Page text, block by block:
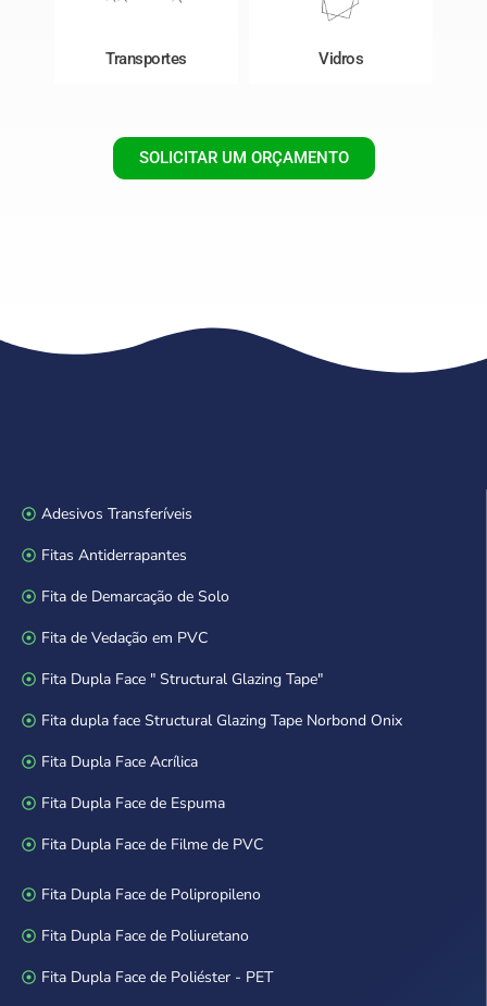
Transportes Vidros
SOLICITAR UM ORÇAMENTO
Adesivos Transferíveis
Fitas Antiderrapantes
Fita de Demarcação de Solo
Fita de Vedação em PVC
Fita Dupla Face " Structural Glazing Tape"
Fita dupla face Structural Glazing Tape Norbond Onix
Fita Dupla Face Acrílica
Fita Dupla Face de Espuma
Fita Dupla Face de Filme de PVC
Fita Dupla Face de Polipropileno
Fita Dupla Face de Poliuretano
Fita Dupla Face de Poliéster - PET